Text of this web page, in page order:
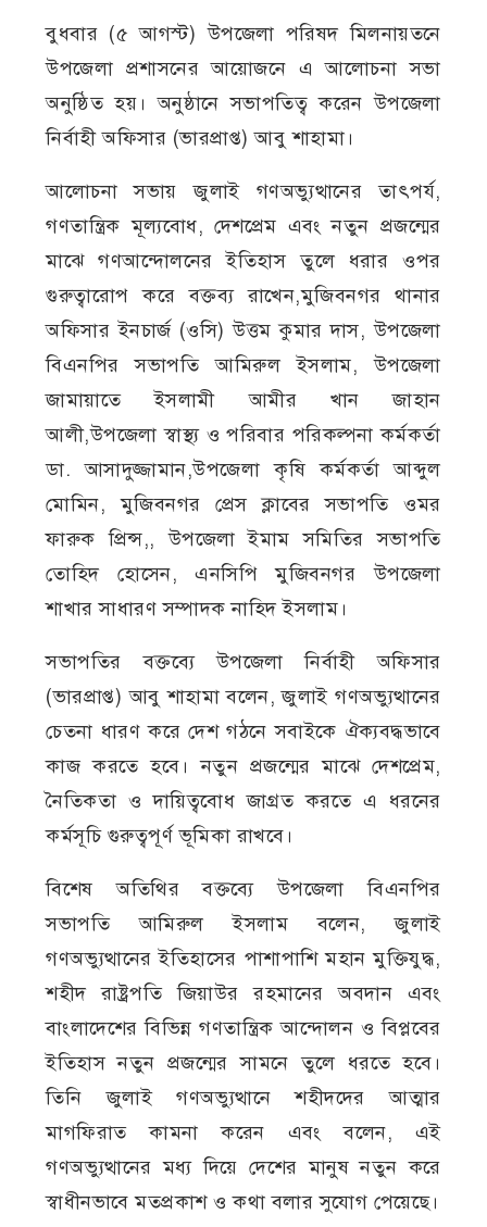
বুধবার (৫ আগস্ট) উপজেলা পরিষদ মিলনায়তনে
উপজেলা প্রশাসনের আয়োজনে এ আলোচনা সভা
অনুষ্ঠিত হয়। অনুষ্ঠানে সভাপতিত্ব করেন উপজেলা
নির্বাহী অফিসার (ভারপ্রাপ্ত) আবু শাহামা।
আলোচনা সভায় জুলাই গণঅভ্যুত্থানের তাৎপর্য,
গণতান্ত্রিক মূল্যবোধ, দেশপ্রেম এবং নতুন প্রজন্মের
মাঝে গণআন্দোলনের ইতিহাস তুলে ধরার ওপর
গুরুত্বারোপ করে বক্তব্য রাখেন,মুজিবনগর থানার
অফিসার ইনচার্জ (ওসি) উত্তম কুমার দাস, উপজেলা
বিএনপির সভাপতি আমিরুল ইসলাম, উপজেলা
জামায়াতে ইসলামী আমীর খান জাহান
আলী,উপজেলা স্বাস্থ্য ও পরিবার পরিকল্পনা কর্মকর্তা
ডা. আসাদুজ্জামান,উপজেলা কৃষি কর্মকর্তা আব্দুল
মোমিন, মুজিবনগর প্রেস ক্লাবের সভাপতি ওমর
ফারুক প্রিন্স,, উপজেলা ইমাম সমিতির সভাপতি
তোহিদ হোসেন, এনসিপি মুজিবনগর উপজেলা
শাখার সাধারণ সম্পাদক নাহিদ ইসলাম।
সভাপতির বক্তব্যে উপজেলা নির্বাহী অফিসার
(ভারপ্রাপ্ত) আবু শাহামা বলেন, জুলাই গণঅভ্যুত্থানের
চেতনা ধারণ করে দেশ গঠনে সবাইকে ঐক্যবদ্ধভাবে
কাজ করতে হবে। নতুন প্রজন্মের মাঝে দেশপ্রেম,
নৈতিকতা ও দায়িত্ববোধ জাগ্রত করতে এ ধরনের
কর্মসূচি গুরুত্বপূর্ণ ভূমিকা রাখবে।
বিশেষ অতিথির বক্তব্যে উপজেলা বিএনপির
সভাপতি আমিরুল ইসলাম বলেন, জুলাই
গণঅভ্যুত্থানের ইতিহাসের পাশাপাশি মহান মুক্তিযুদ্ধ,
শহীদ রাষ্ট্রপতি জিয়াউর রহমানের অবদান এবং
বাংলাদেশের বিভিন্ন গণতান্ত্রিক আন্দোলন ও বিপ্লবের
ইতিহাস নতুন প্রজন্মের সামনে তুলে ধরতে হবে।
তিনি জুলাই গণঅভ্যুত্থানে শহীদদের আত্মার
মাগফিরাত কামনা করেন এবং বলেন, এই
গণঅভ্যুত্থানের মধ্য দিয়ে দেশের মানুষ নতুন করে
স্বাধীনভাবে মতপ্রকাশ ও কথা বলার সুযোগ পেয়েছে।